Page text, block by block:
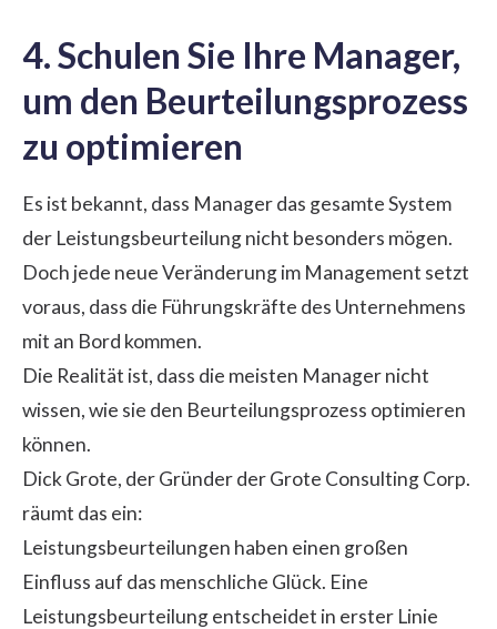
4. Schulen Sie Ihre Manager,
um den Beurteilungsprozess
zu optimieren
Es ist bekannt, dass Manager das gesamte System
der Leistungsbeurteilung nicht besonders mögen.
Doch jede neue Veränderung im Management setzt
voraus, dass die Führungskräfte des Unternehmens
mit an Bord kommen.
Die Realität ist, dass die meisten Manager nicht
wissen, wie sie den Beurteilungsprozess optimieren
können.
Dick Grote, der Gründer der Grote Consulting Corp.
räumt das ein:
Leistungsbeurteilungen haben einen großen
Einfluss auf das menschliche Glück. Eine
Leistungsbeurteilung entscheidet in erster Linie